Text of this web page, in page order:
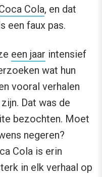
Cola, en dat
een faux pas.
een jaar intensief
wat hun
vooral verhalen
Dat was de
bezochten. Moet
negeren?
Cola is erin
in elk verhaal op